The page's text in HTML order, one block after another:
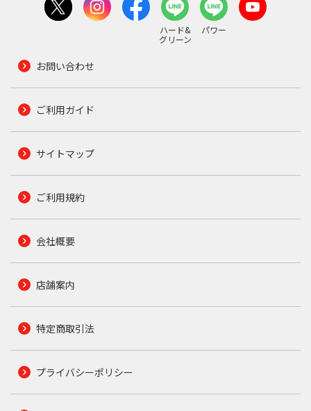
ハード&
グリーン
パワー
お問い合わせ
ご利用ガイド
サイトマップ
ご利用規約
会社概要
店舗案内
特定商取引法
プライバシーポリシー